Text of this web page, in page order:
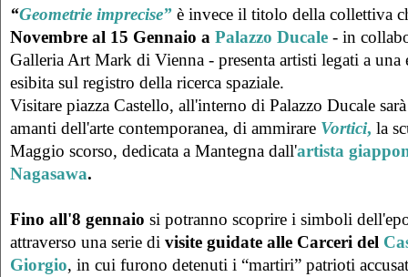
“Geometrie imprecise” è invece il titolo della collettiva
Novembre al 15 Gennaio a Palazzo Ducale - in
Galleria Art Mark di Vienna - presenta artisti legati a una
esibita sul registro della ricerca spaziale.
Visitare piazza Castello, all'interno di Palazzo Ducale
amanti dell'arte contemporanea, di ammirare Vortici, la
Maggio scorso, dedicata a Mantegna dall'artista
Nagasawa.
Fino all'8 gennaio si potranno scoprire i simboli
attraverso una serie di visite guidate alle Carceri del
Giorgio, in cui furono detenuti i “martiri” patrioti